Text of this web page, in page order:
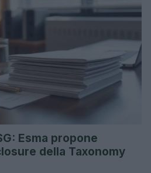
Esma propone
della Taxonomy